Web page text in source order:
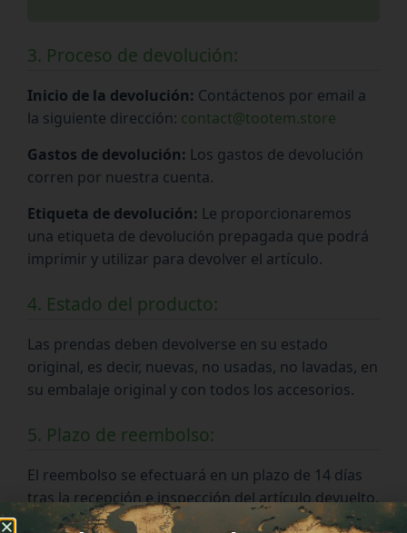
3. Proceso de devolución:
Inicio de la devolución: Contáctenos por email a
la siguiente dirección: contact@tootem.store
Gastos de devolución: Los gastos de devolución
corren por nuestra cuenta.
Etiqueta de devolución: Le proporcionaremos
una etiqueta de devolución prepagada que podrá
imprimir y utilizar para devolver el artículo.
4. Estado del producto:
Las prendas deben devolverse en su estado
original, es decir, nuevas, no usadas, no lavadas, en
su embalaje original y con todos los accesorios.
5. Plazo de reembolso:
El reembolso se efectuará en un plazo de 14 días
tras la recepción e inspección del artículo devuelto.